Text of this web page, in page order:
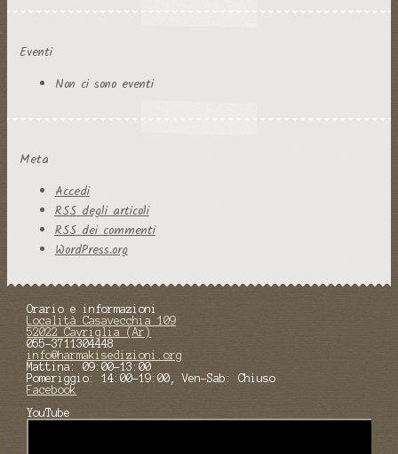
Eventi
Non ci sono eventi
Meta
Accedi
RSSdegli articoli
RSSdei commenti
WordPress.org
Orario e informazioni
Località Casavecchia 109
52022 Cavriglia (Ar)
055-3711304448
info@harmakisedizioni.org
Mattina: 09:00-13:00
Pomeriggio: 14:00-19:00, Ven-Sab: Chiuso
Facebook
YouTube